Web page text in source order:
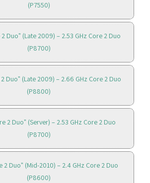
(P7550)
Duo" (Late 2009) – 2.53 GHz Core 2 Duo
(P8700)
Duo" (Late 2009) – 2.66 GHz Core 2 Duo
(P8800)
2 Duo" (Server) – 2.53 GHz Core 2 Duo
(P8700)
2 Duo" (Mid-2010) – 2.4 GHz Core 2 Duo
(P8600)